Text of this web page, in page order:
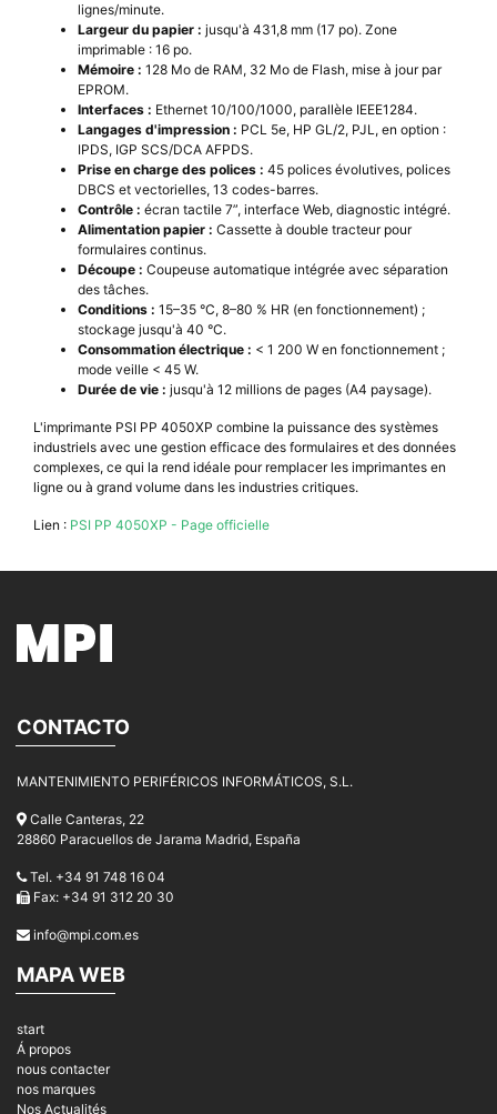
lignes/minute.
Largeur du papier : jusqu'à 431,8 mm (17 po). Zone
imprimable : 16 po.
Mémoire : 128 Mo de RAM, 32 Mo de Flash, mise à jour par
EPROM.
Interfaces : Ethernet 10/100/1000, parallèle IEEE1284.
Langages d'impression : PCL 5e, HP GL/2, PJL, en option :
IPDS, IGP SCS/DCA AFPDS.
Prise en charge des polices : 45 polices évolutives, polices
DBCS et vectorielles, 13 codes-barres.
Contrôle : écran tactile 7”, interface Web, diagnostic intégré.
Alimentation papier : Cassette à double tracteur pour
formulaires continus.
Découpe : Coupeuse automatique intégrée avec séparation
des tâches.
Conditions : 15–35 °C, 8–80 % HR (en fonctionnement) ;
stockage jusqu'à 40 °C.
Consommation électrique : < 1 200 W en fonctionnement ;
mode veille < 45 W.
Durée de vie : jusqu'à 12 millions de pages (A4 paysage).
L'imprimante PSI PP 4050XP combine la puissance des systèmes
industriels avec une gestion efficace des formulaires et des données
complexes, ce qui la rend idéale pour remplacer les imprimantes en
ligne ou à grand volume dans les industries critiques.
Lien : PSI PP 4050XP - Page officielle
CONTACTO
MANTENIMIENTO PERIFÉRICOS INFORMÁTICOS, S.L.
Calle Canteras, 22
28860 Paracuellos de Jarama Madrid, España
Tel. +34 91 748 16 04
Fax: +34 91 312 20 30
info@mpi.com.es
MAPA WEB
start
Á propos
nous contacter
nos marques
Nos Actualités